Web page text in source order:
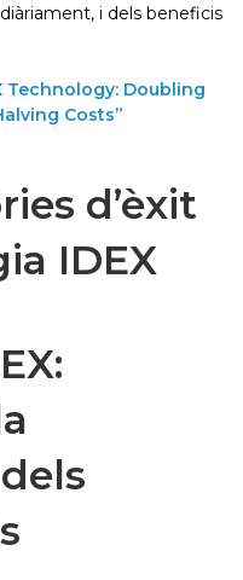
i dels beneficis
Technology: Doubling
Costs”
d’èxit
IDEX